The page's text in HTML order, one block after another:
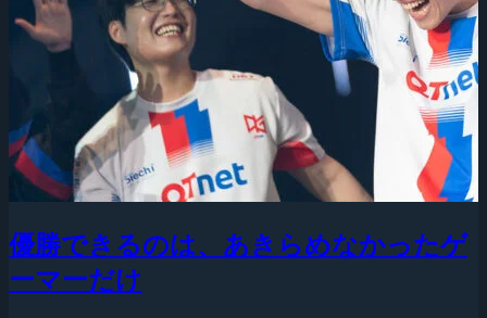
優勝できるのは、あきらめなかったゲ
ーマーだけ